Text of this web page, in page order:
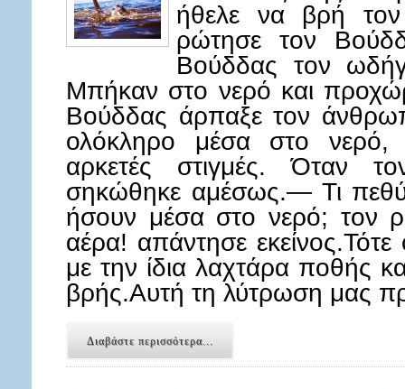
ήθελε να βρή
ρώτησε τον
Βούδδας τον
Μπήκαν στο νερό και
Βούδδας άρπαξε τον
ολόκληρο μέσα στο νερό,
αρκετές στιγμές. Όταν
σηκώθηκε αμέσως.— Τι
ήσουν μέσα στο νερό; τον
αέρα! απάντησε
με την ίδια λαχτάρα ποθής
βρής.Αυτή τη λύτρωση μας
Διαβάστε περισσότερα...